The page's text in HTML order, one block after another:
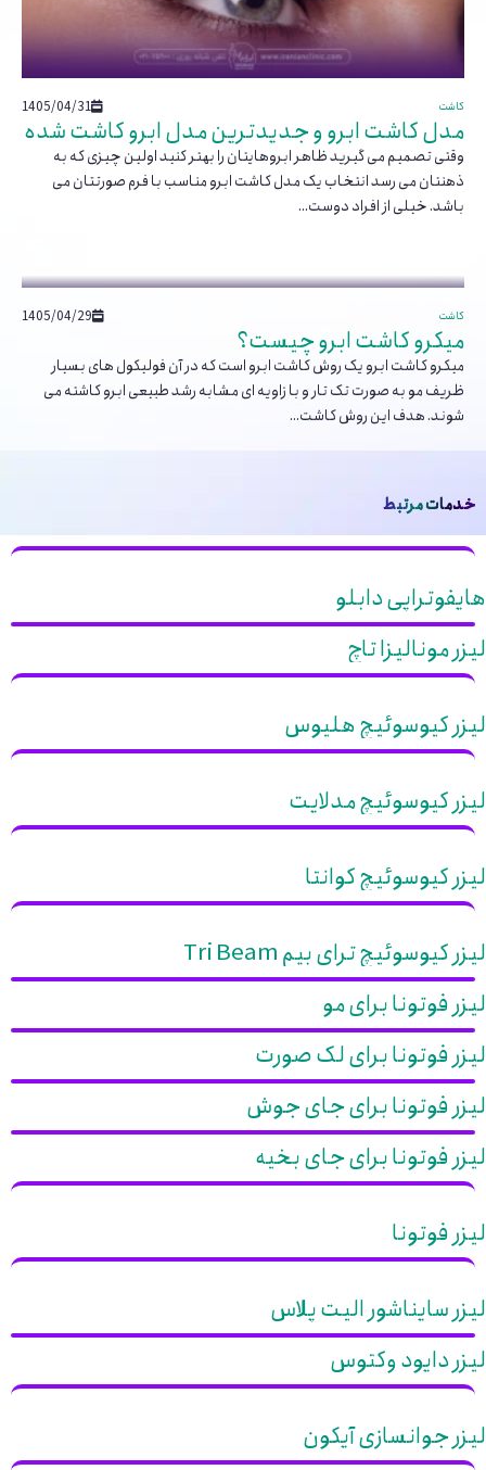
کاشت 1405/04/31
مدل کاشت ابرو و جدیدترین مدل ابرو کاشت شده
وقتی تصمیم می گیرید ظاهر ابروهایتان را بهتر کنید اولین چیزی که به
ذهنتان می رسد انتخاب یک مدل کاشت ابرو مناسب با فرم صورتتان می
باشد. خیلی از افراد دوست...
کاشت 1405/04/29
میکرو کاشت ابرو چیست؟
میکرو کاشت ابرو یک روش کاشت ابرو است که در آن فولیکول های بسیار
ظریف مو به صورت تک تار و با زاویه ای مشابه رشد طبیعی ابرو کاشته می
شوند. هدف این روش کاشت...
خدمات مرتبط
هایفوتراپی دابلو
لیزر مونالیزا تاچ
لیزر کیوسوئیچ هلیوس
لیزر کیوسوئیچ مدلایت
لیزر کیوسوئیچ کوانتا
لیزر کیوسوئیچ ترای بیم Tri Beam
لیزر فوتونا برای مو
لیزر فوتونا برای لک صورت
لیزر فوتونا برای جای جوش
لیزر فوتونا برای جای بخیه
لیزر فوتونا
لیزر سایناشور الیت پلاس
لیزر دایود وکتوس
لیزر جوانسازی آیکون